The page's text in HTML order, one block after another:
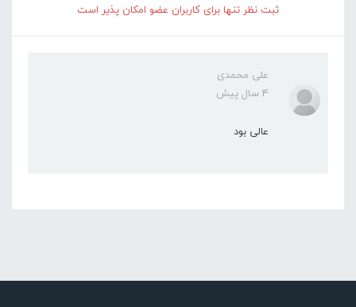
ثبت نظر تنها برای کاربران عضو امکان پذیر است
علی محمدی
4 سال پیش
عالی بود